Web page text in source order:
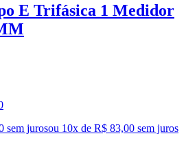
E Trifásica 1 Medidor
sem jurosou 10x de R$ 83,00 sem juros